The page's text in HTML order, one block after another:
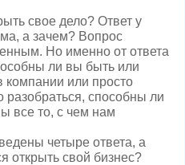
свое дело? Ответ у
а зачем? Вопрос
Но именно от ответа
ли вы быть или
компании или просто
разобраться, способны ли
все то, с чем нам
четыре ответа, а
открыть свой бизнес?